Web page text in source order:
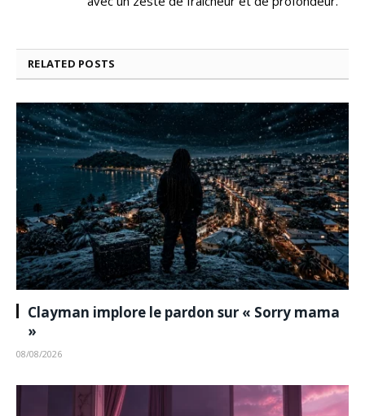
RELATED POSTS
Clayman implore le pardon sur « Sorry mama
»
08/08/2026